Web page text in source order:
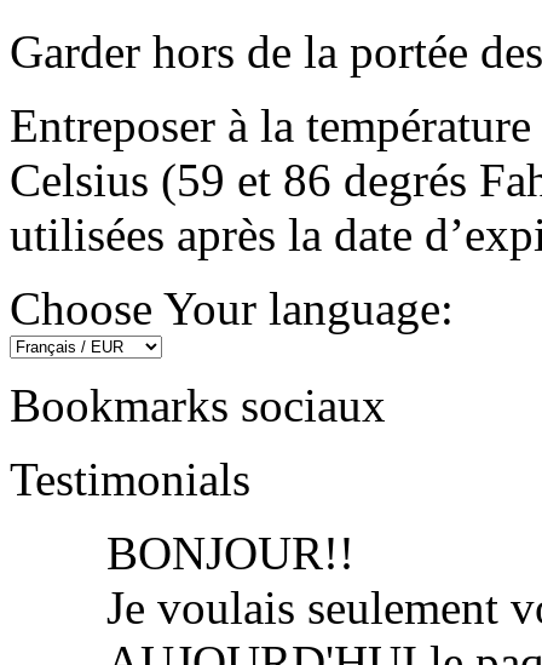
Garder hors de la portée
Entreposer à la
Celsius (59 et 86 degrés
utilisées après la date
Choose Your language:
Bookmarks sociaux
Testimonials
BONJOUR!!
Je voulais seulement